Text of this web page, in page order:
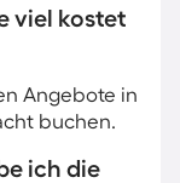
viel kostet
Angebote in
buchen.
ich die